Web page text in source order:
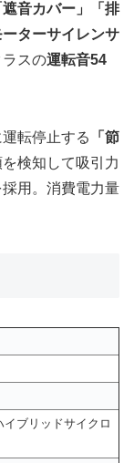
遮音カバー」「排
ターサイレンサ
スの運転音54
転停止する
「節
を検知して吸引力
採用。消費電力量
ブリッドサイクロ